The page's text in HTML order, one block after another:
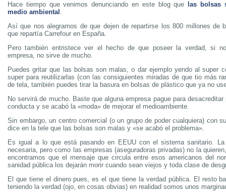
Hace tiempo que venimos denunciando en este blog que
las bolsas
medio ambiental .
Así que nos alegramos de que dejen de repartirse los 800 millones de
que repartía Carrefour en España.
Pero también entristece ver el hecho de que poseer la verdad, si
empresa, no sirve de mucho.
Puedes gritar que las bolsas son malas, o dar ejemplo yendo al super
super para reutilizarlas (con las consiguientes miradas de que tio más
de tela, también puedes tirar la basura en bolsas de plástico que ya no
No servirá de mucho. Baste que alguna empresa pague para
conducta y se acabó la «moda» de mejorar el medioambiente.
Sin embargo, un centro comercial (o un grupo de poder cualquiera) con
dice en la tele que las bolsas son malas y «se acabó el problema».
Es igual a lo que está pasando en EEUU con el sistema sanitario.
necesaria, pero como las empresas (aseguradoras privadas) no la
encontramos que el mensaje que circula entre esos americanos del
sanidad pública los dejarán morir cuando sean viejos y toda clase de
El que tiene el dinero pues, es el que tiene la verdad pública. El resto
teniendo la verdad (ojo, en cosas obvias) en realidad somos unos